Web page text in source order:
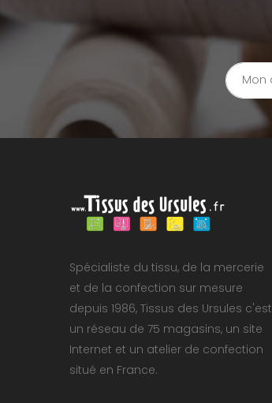
Spécialiste du tissu, de la mercerie
et de la confection sur mesure
depuis 1986, Tissus des Ursules c'est
un réseau de 75 magasins, un site
Internet et un atelier de confection
situé en France.